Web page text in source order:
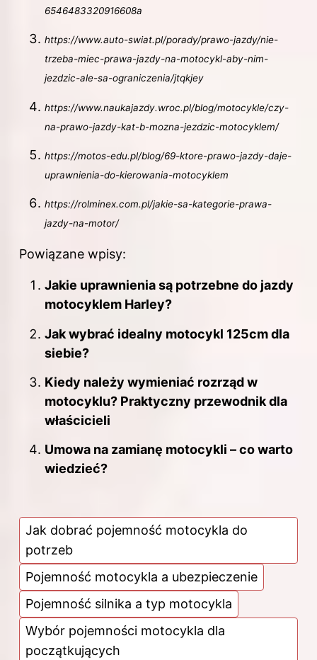
6546483320916608a
https://www.auto-swiat.pl/porady/prawo-jazdy/nie-
trzeba-miec-prawa-jazdy-na-motocykl-aby-nim-
jezdzic-ale-sa-ograniczenia/jtqkjey
https://www.naukajazdy.wroc.pl/blog/motocykle/czy-
na-prawo-jazdy-kat-b-mozna-jezdzic-motocyklem/
https://motos-edu.pl/blog/69-ktore-prawo-jazdy-daje-
uprawnienia-do-kierowania-motocyklem
https://rolminex.com.pl/jakie-sa-kategorie-prawa-
jazdy-na-motor/
Powiązane wpisy:
Jakie uprawnienia są potrzebne do jazdy
motocyklem Harley?
Jak wybrać idealny motocykl 125cm dla
siebie?
Kiedy należy wymieniać rozrząd w
motocyklu? Praktyczny przewodnik dla
właścicieli
Umowa na zamianę motocykli – co warto
wiedzieć?
Jak dobrać pojemność motocykla do
potrzeb
Pojemność motocykla a ubezpieczenie
Pojemność silnika a typ motocykla
Wybór pojemności motocykla dla
początkujących